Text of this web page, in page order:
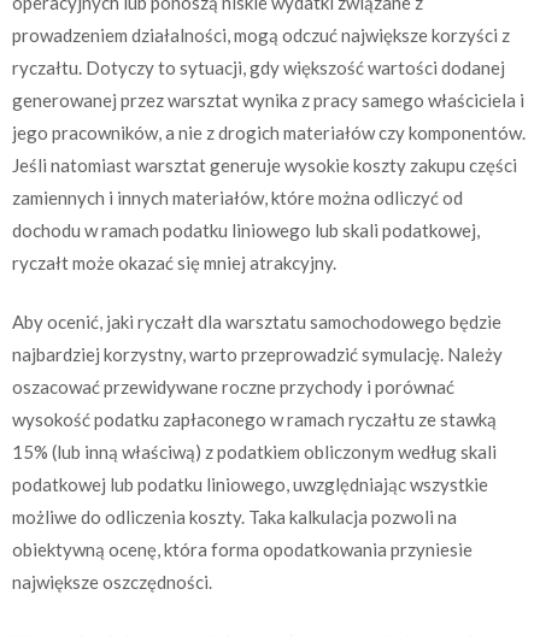
prowadzeniem działalności, mogą odczuć największe korzyści z
ryczałtu. Dotyczy to sytuacji, gdy większość wartości dodanej
generowanej przez warsztat wynika z pracy samego właściciela i
jego pracowników, a nie z drogich materiałów czy komponentów.
Jeśli natomiast warsztat generuje wysokie koszty zakupu części
zamiennych i innych materiałów, które można odliczyć od
dochodu w ramach podatku liniowego lub skali podatkowej,
ryczałt może okazać się mniej atrakcyjny.
Aby ocenić, jaki ryczałt dla warsztatu samochodowego będzie
najbardziej korzystny, warto przeprowadzić symulację. Należy
oszacować przewidywane roczne przychody i porównać
wysokość podatku zapłaconego w ramach ryczałtu ze stawką
15% (lub inną właściwą) z podatkiem obliczonym według skali
podatkowej lub podatku liniowego, uwzględniając wszystkie
możliwe do odliczenia koszty. Taka kalkulacja pozwoli na
obiektywną ocenę, która forma opodatkowania przyniesie
największe oszczędności.